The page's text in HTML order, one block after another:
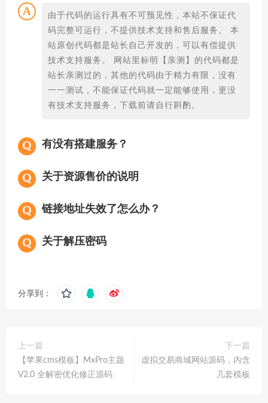
由于代码的运行具有不可预见性，本站不保证代
码完整可运行，不提供技术支持和售后服务。 本
站原创代码都是站长自己开发的，可以有偿提供
技术支持服务。 网站里标明【亲测】的代码都是
站长亲测过的，其他的代码由于精力有限，没有
一一测试，不能保证代码就一定能够使用，更没
有技术支持服务，下载前请自行斟酌。
有没有搭建服务？
关于资源售价的说明
链接地址失效了怎么办？
关于解压密码
分享到：
上一篇
【苹果cms模板】MxPro主题
V2.0 全解密优化修正源码
下一篇
虚拟交易商城网站源码，内含
几套模板